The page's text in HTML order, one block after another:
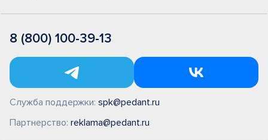
8 (800) 100-39-13
Служба поддержки: spk@pedant.ru
Партнерство: reklama@pedant.ru